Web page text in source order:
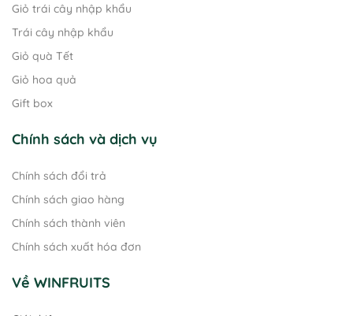
Giỏ trái cây nhập khẩu
Trái cây nhập khẩu
Giỏ quà Tết
Giỏ hoa quả
Gift box
Chính sách và dịch vụ
Chính sách đổi trả
Chính sách giao hàng
Chính sách thành viên
Chính sách xuất hóa đơn
Về WINFRUITS